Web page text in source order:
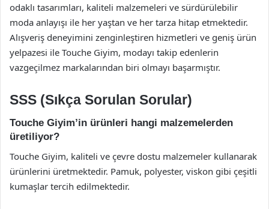
odaklı tasarımları, kaliteli malzemeleri ve sürdürülebilir
moda anlayışı ile her yaştan ve her tarza hitap etmektedir.
Alışveriş deneyimini zenginleştiren hizmetleri ve geniş ürün
yelpazesi ile Touche Giyim, modayı takip edenlerin
vazgeçilmez markalarından biri olmayı başarmıştır.
SSS (Sıkça Sorulan Sorular)
Touche Giyim’in ürünleri hangi malzemelerden
üretiliyor?
Touche Giyim, kaliteli ve çevre dostu malzemeler kullanarak
ürünlerini üretmektedir. Pamuk, polyester, viskon gibi çeşitli
kumaşlar tercih edilmektedir.